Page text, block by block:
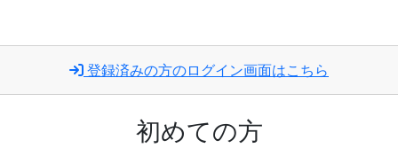
登録済みの方のログイン画面はこちら
初めての方